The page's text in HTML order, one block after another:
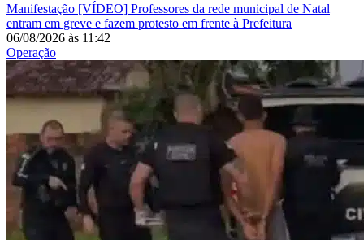
Manifestação [VÍDEO] Professores da rede municipal de Natal
entram em greve e fazem protesto em frente à Prefeitura
06/08/2026 às 11:42
Operação